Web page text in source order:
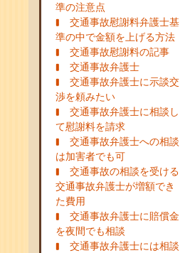
準の注意点
交通事故慰謝料弁護士基
準の中で金額を上げる方法
交通事故慰謝料の記事
交通事故弁護士
交通事故弁護士に示談交
渉を頼みたい
交通事故弁護士に相談し
て慰謝料を請求
交通事故弁護士への相談
は加害者でも可
交通事故の相談を受ける
交通事故弁護士が増額でき
た費用
交通事故弁護士に賠償金
を夜間でも相談
交通事故弁護士には相談